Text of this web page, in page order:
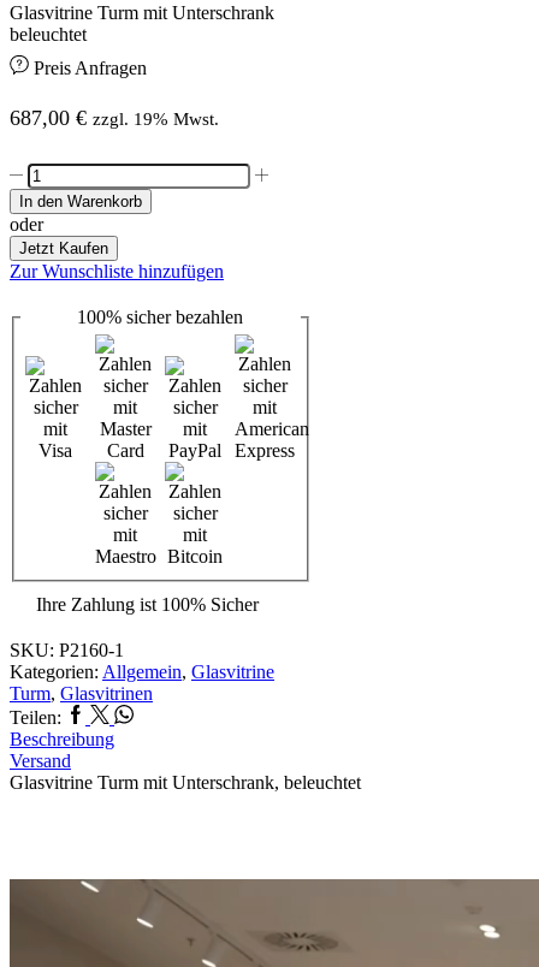
Glasvitrine Turm mit Unterschrank
beleuchtet
Preis Anfragen
687,00 € zzgl. 19% Mwst.
Glasvitrine
Turm
mit
Unterschrank
beleuchtet
Menge
In den Warenkorb
oder
Jetzt Kaufen
Zur Wunschliste hinzufügen
100%sicherbezahlen
Ihre Zahlung ist 100% Sicher
SKU: P2160-1
Kategorien: Allgemein, Glasvitrine
Turm, Glasvitrinen
Teilen: Facebook
TwitterWhatsapp
Beschreibung
Versand
Glasvitrine Turm mit Unterschrank, beleuchtet